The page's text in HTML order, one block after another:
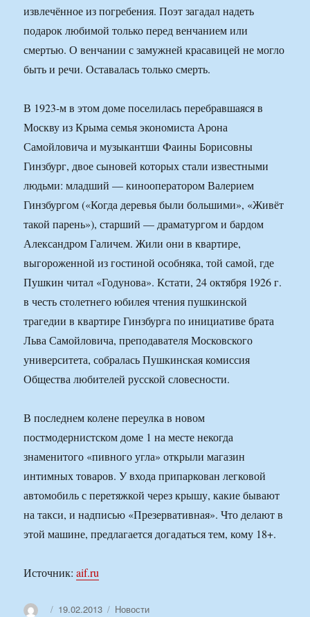
извлечённое из погребения. Поэт загадал надеть
подарок любимой только перед венчанием или
смертью. О венчании с замужней красавицей не могло
быть и речи. Оставалась только смерть.
В 1923-м в этом доме поселилась перебравшаяся в
Москву из Крыма семья экономиста Арона
Самойловича и музыкантши Фаины Борисовны
Гинзбург, двое сыновей которых стали известными
людьми: младший — кинооператором Валерием
Гинзбургом («Когда деревья были большими», «Живёт
такой парень»), старший — драматургом и бардом
Александром Галичем. Жили они в квартире,
выгороженной из гостиной особняка, той самой, где
Пушкин читал «Годунова». Кстати, 24 октября 1926 г.
в честь столетнего юбилея чтения пушкинской
трагедии в квартире Гинзбурга по инициативе брата
Льва Самойловича, преподавателя Московского
университета, собралась Пушкинская комиссия
Общества любителей русской словесности.
В последнем колене переулка в новом
постмодернистском доме 1 на месте некогда
знаменитого «пивного угла» открыли магазин
интимных товаров. У входа припаркован легковой
автомобиль с перетяжкой через крышу, какие бывают
на такси, и надписью «Презервативная». Что делают в
этой машине, предлагается догадаться тем, кому 18+.
Источник:aif.ru
АвторОпубликовано
19.02.2013 Рубрики
Новости